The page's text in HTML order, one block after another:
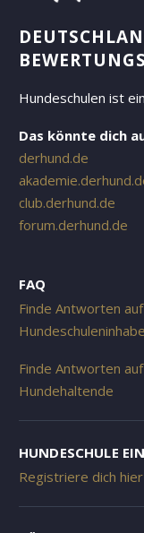
Hundeschulen ist
Das könnte dich
derhund.de
club.derhund.de
forum.derhund.de
FAQ
Finde Antworten
Finde Antworten
Hundehaltende
HUNDESCHULE
Registriere dich